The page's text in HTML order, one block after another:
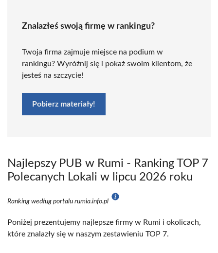
Znalazłeś swoją firmę w rankingu?
Twoja firma zajmuje miejsce na podium w
rankingu? Wyróżnij się i pokaż swoim klientom, że
jesteś na szczycie!
Pobierz materiały!
Najlepszy PUB w Rumi - Ranking TOP 7
Polecanych Lokali w lipcu 2026 roku
Ranking według portalu rumia.info.pl
Poniżej prezentujemy najlepsze firmy w Rumi i okolicach,
które znalazły się w naszym zestawieniu TOP 7.